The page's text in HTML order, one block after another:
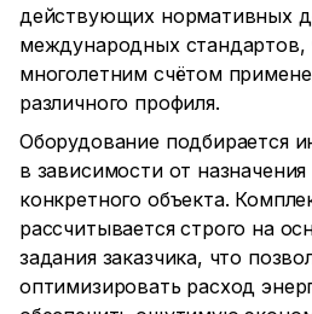
действующих нормативных
международных
многолетним счётом
различного профиля.
Оборудование подбирается
в зависимости от
конкретного объекта.
рассчитывается строго на
задания заказчика, что
оптимизировать расход